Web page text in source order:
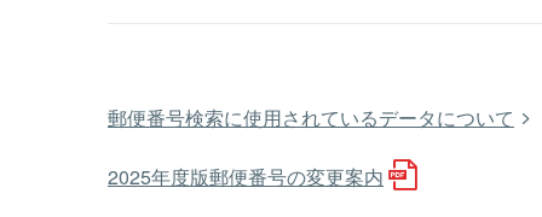
郵便番号検索に使用されているデータについて
2025年度版郵便番号の変更案内